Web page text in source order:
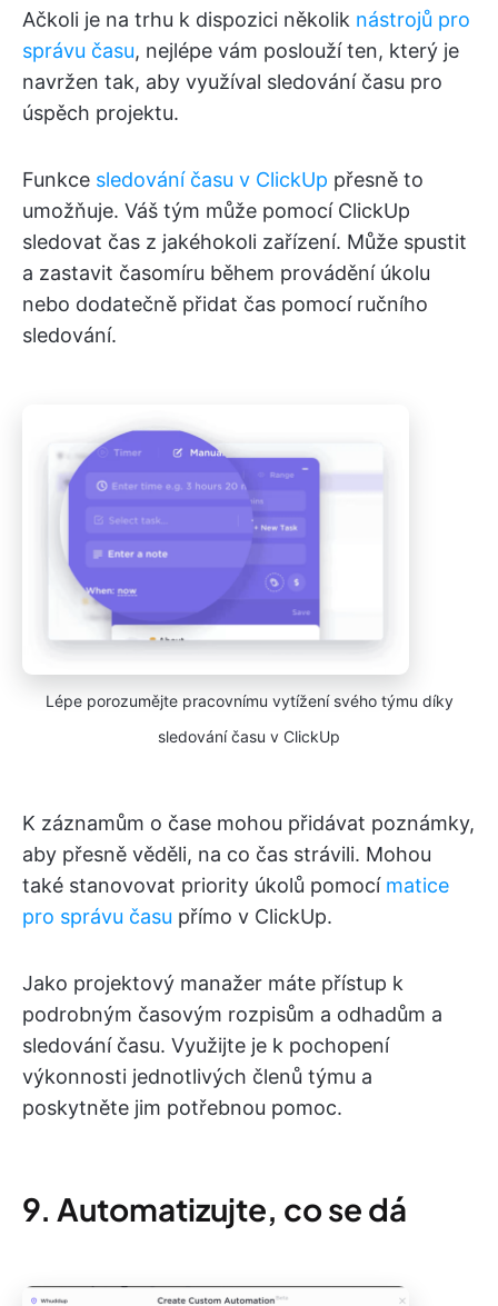
Ačkoli je na trhu k dispozici několik nástrojů pro
správu času, nejlépe vám poslouží ten, který je
navržen tak, aby využíval sledování času pro
úspěch projektu.
Funkce sledování času v ClickUp přesně to
umožňuje. Váš tým může pomocí ClickUp
sledovat čas z jakéhokoli zařízení. Může spustit
a zastavit časomíru během provádění úkolu
nebo dodatečně přidat čas pomocí ručního
sledování.
Lépe porozumějte pracovnímu vytížení svého týmu díky
sledování času v ClickUp
K záznamům o čase mohou přidávat poznámky,
aby přesně věděli, na co čas strávili. Mohou
také stanovovat priority úkolů pomocí matice
pro správu času přímo v ClickUp.
Jako projektový manažer máte přístup k
podrobným časovým rozpisům a odhadům a
sledování času. Využijte je k pochopení
výkonnosti jednotlivých členů týmu a
poskytněte jim potřebnou pomoc.
9. Automatizujte, co se dá